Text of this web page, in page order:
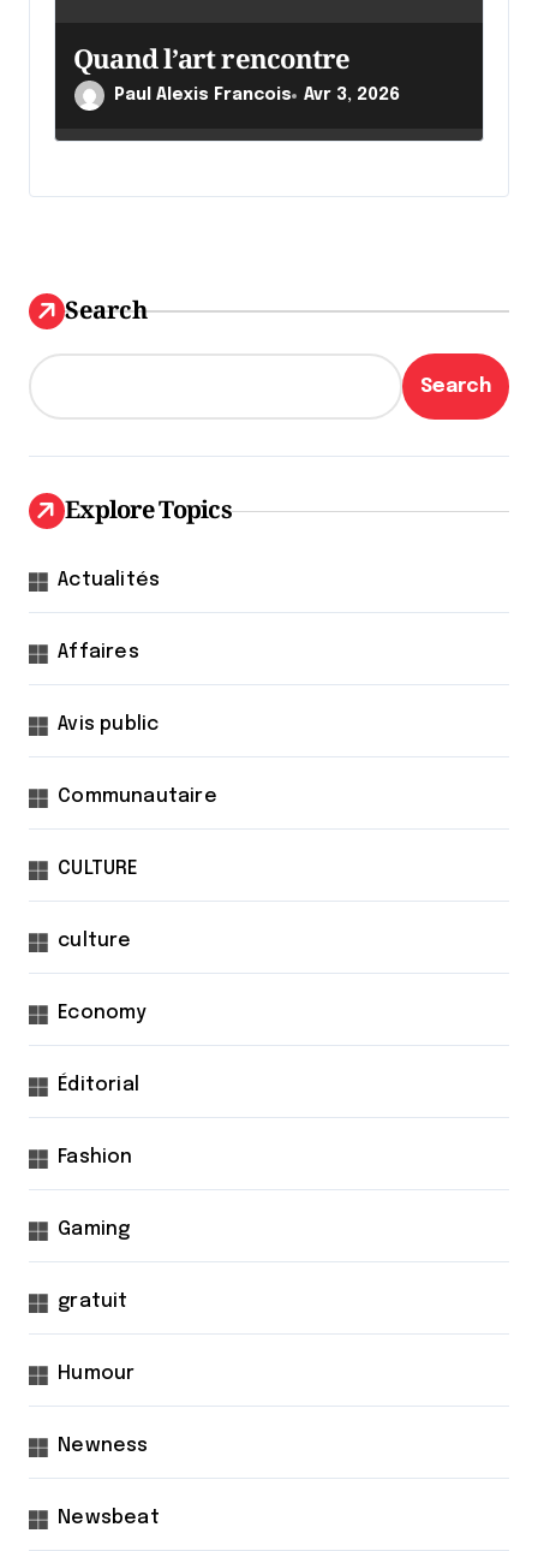
Quand l’art rencontre
Paul Alexis Francois Avr 3, 2026
Search
Search
Explore Topics
Actualités
Affaires
Avis public
Communautaire
CULTURE
culture
Economy
Éditorial
Fashion
Gaming
gratuit
Humour
Newness
Newsbeat